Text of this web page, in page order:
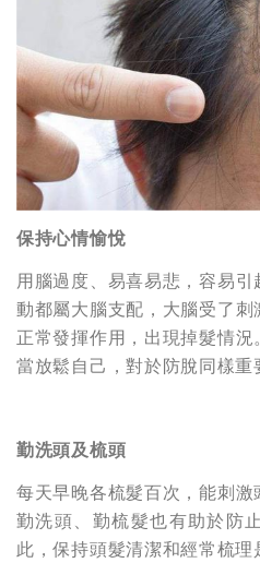
保持心情愉悅
用腦過度、易喜易悲，容易
動都屬大腦支配，大腦受了
正常發揮作用，出現掉髮情
當放鬆自己，對於防脫同樣重
勤洗頭及梳頭
每天早晚各梳髮百次，能刺激
勤洗頭、勤梳髮也有助於防
此，保持頭髮清潔和經常梳理